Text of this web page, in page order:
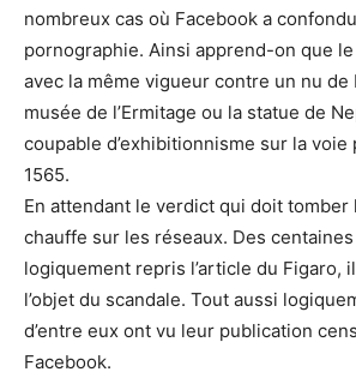
nombreux cas où Facebook a
pornographie. Ainsi apprend-on que
avec la même vigueur contre un nu de
musée de l’Ermitage ou la statue de
coupable d’exhibitionnisme sur la
1565.
En attendant le verdict qui doit tomber
chauffe sur les réseaux. Des
logiquement repris l’article du Figaro,
l’objet du scandale. Tout aussi
d’entre eux ont vu leur publication
Facebook.